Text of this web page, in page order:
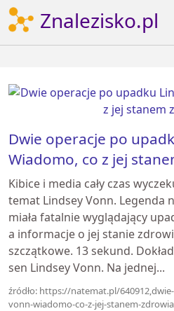
Znalezisko.pl
Dwie operacje po
Wiadomo, co z jej
Kibice i media cały czas
temat Lindsey Vonn. Legenda
miała fatalnie wyglądający
a informacje o jej stanie
szczątkowe. 13 sekund.
sen Lindsey Vonn. Na jednej...
źródło: https://natemat.pl/
vonn-wiadomo-co-z-jej-stanem-zdrowia